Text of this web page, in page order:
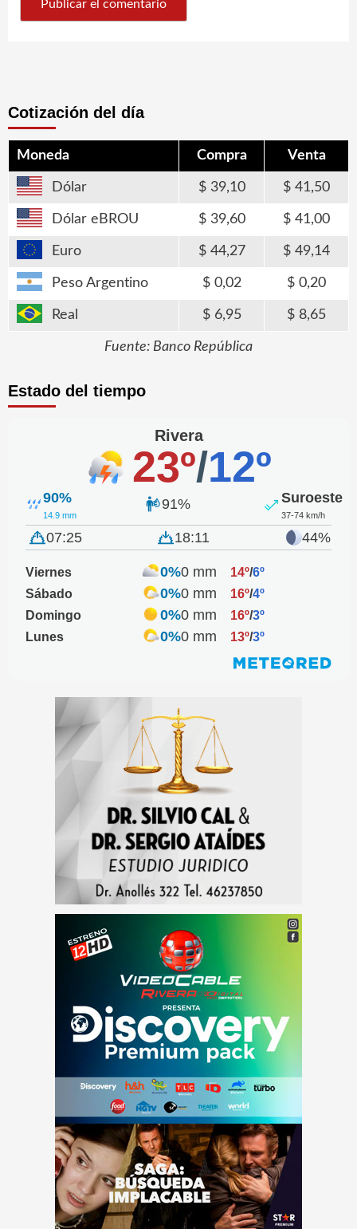
Cotización del día
Moneda Compra Venta
Dólar 39,10 41,50
Dólar eBROU 39,60 41,00
Euro 44,27 49,14
Peso Argentino 0,02 0,20
Real 6,95 8,65
Fuente: Banco República
Estado del tiempo
Rivera
23º/12º
90%
14.9 mm
91% Suroeste
37-74 km/h
07:25 18:11 44%
Viernes 0%0 mm 14º/6º
Sábado
0%0 mm 16º/4º
Domingo
0%0 mm 16º/3º
Lunes
0%0 mm 13º/3º